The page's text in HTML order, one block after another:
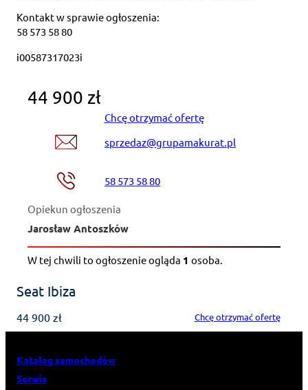
Kontakt w sprawie ogłoszenia:
58 573 58 80
i00587317023i
44 900 zł
Chcę otrzymać ofertę
sprzedaz@grupamakurat.pl
58 573 58 80
Opiekun ogłoszenia
Jarosław Antoszków
W tej chwili to ogłoszenie ogląda 1 osoba.
Seat Ibiza
44 900 zł Chcę otrzymać ofertę
Katalog samochodów
Serwis